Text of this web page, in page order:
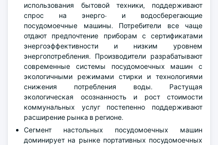
использования бытовой техники, поддерживают
спрос на энерго- и водосберегающие
посудомоечные машины. Потребители все чаще
отдают предпочтение приборам с сертификатами
энергоэффективности и низким уровнем
энергопотребления. Производители разрабатывают
современные системы посудомоечных машин с
экологичными режимами стирки и технологиями
снижения потребления воды. Растущая
экологическая осознанность и рост стоимости
коммунальных услуг постепенно поддерживают
расширение рынка в регионе.
Сегмент настольных посудомоечных машин
доминирует на рынке портативных посудомоечных